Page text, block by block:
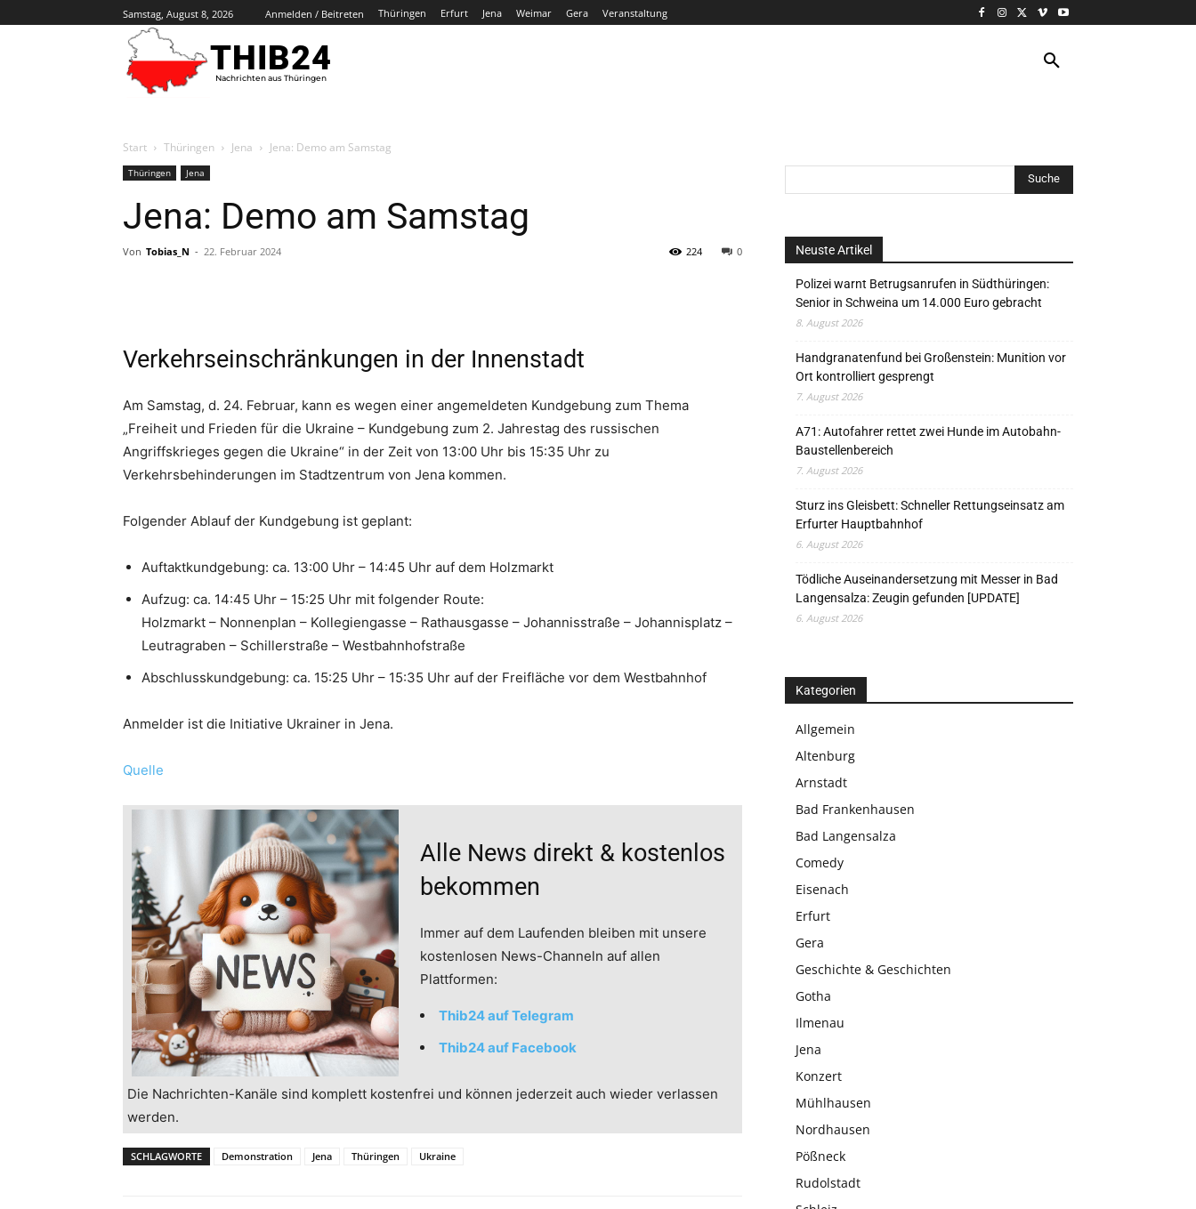
Samstag, August 8, 2026 Anmelden / Beitreten Thüringen Erfurt Jena Weimar Gera Veranstaltung
THIB24
Nachrichten aus Thüringen
Start Thüringen Jena Jena: Demo am Samstag
Thüringen Jena
Jena: Demo am Samstag
Von Tobias_N - 22. Februar 2024 0
224
Verkehrseinschränkungen in der Innenstadt
Am Samstag, d. 24. Februar, kann es wegen einer angemeldeten Kundgebung zum Thema
„Freiheit und Frieden für die Ukraine – Kundgebung zum 2. Jahrestag des russischen
Angriffskrieges gegen die Ukraine“ in der Zeit von 13:00 Uhr bis 15:35 Uhr zu
Verkehrsbehinderungen im Stadtzentrum von Jena kommen.
Folgender Ablauf der Kundgebung ist geplant:
Auftaktkundgebung: ca. 13:00 Uhr – 14:45 Uhr auf dem Holzmarkt
Aufzug: ca. 14:45 Uhr – 15:25 Uhr mit folgender Route:
Holzmarkt – Nonnenplan – Kollegiengasse – Rathausgasse – Johannisstraße – Johannisplatz –
Leutragraben – Schillerstraße – Westbahnhofstraße
Abschlusskundgebung: ca. 15:25 Uhr – 15:35 Uhr auf der Freifläche vor dem Westbahnhof
Anmelder ist die Initiative Ukrainer in Jena.
Quelle
Alle News direkt & kostenlos
bekommen
Immer auf dem Laufenden bleiben mit unsere
kostenlosen News-Channeln auf allen
Plattformen:
Thib24 auf Telegram
Thib24 auf Facebook
Die Nachrichten-Kanäle sind komplett kostenfrei und können jederzeit auch wieder verlassen
werden.
SCHLAGWORTE Demonstration Jena Thüringen Ukraine
Neuste Artikel
Polizei warnt Betrugsanrufen in Südthüringen:
Senior in Schweina um 14.000 Euro gebracht
8. August 2026
Handgranatenfund bei Großenstein: Munition vor
Ort kontrolliert gesprengt
7. August 2026
A71: Autofahrer rettet zwei Hunde im Autobahn-
Baustellenbereich
7. August 2026
Sturz ins Gleisbett: Schneller Rettungseinsatz am
Erfurter Hauptbahnhof
6. August 2026
Tödliche Auseinandersetzung mit Messer in Bad
Langensalza: Zeugin gefunden [UPDATE]
6. August 2026
Kategorien
Allgemein
Altenburg
Arnstadt
Bad Frankenhausen
Bad Langensalza
Comedy
Eisenach
Erfurt
Gera
Geschichte & Geschichten
Gotha
Ilmenau
Jena
Konzert
Mühlhausen
Nordhausen
Pößneck
Rudolstadt